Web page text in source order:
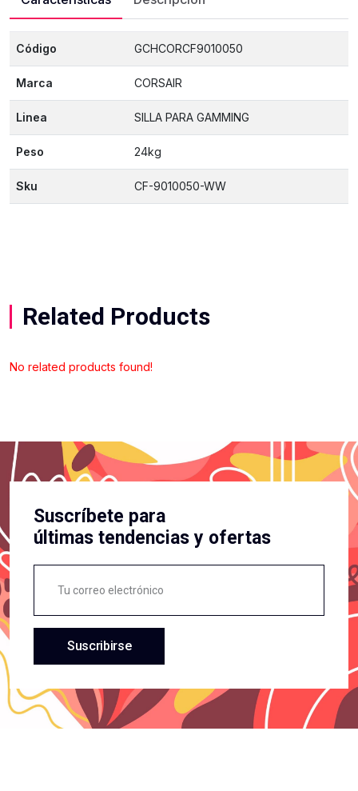
Código GCHCORCF9010050
Marca CORSAIR
Linea SILLA PARA GAMMING
Peso 24kg
Sku CF-9010050-WW
Related Products
No related products found!
Suscríbete para
últimas tendencias y ofertas
Suscribirse